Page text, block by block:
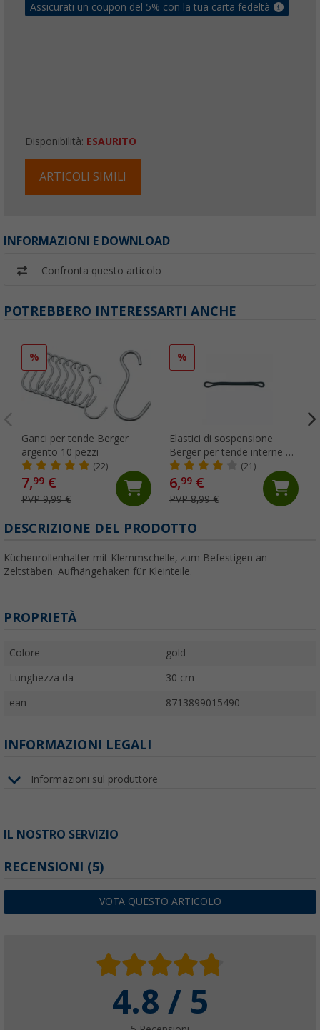
Assicurati un coupon del 5% con la tua carta fedeltà
Disponibilità: ESAURITO
ARTICOLI SIMILI
INFORMAZIONI E DOWNLOAD
Confronta questo articolo
POTREBBERO INTERESSARTI ANCHE
%
Ganci per tende Berger
argento 10 pezzi
(22)
7,99 €
PVP 9,99 €
%
Elastici di sospensione
Berger per tende interne 10
pezzi bianco
(21)
6,99€
PVP 8,99 €
DESCRIZIONE DEL PRODOTTO
Küchenrollenhalter mit Klemmschelle, zum Befestigen an
Zeltstäben. Aufhängehaken für Kleinteile.
PROPRIETÀ
Colore gold
Lunghezza da 30 cm
ean 8713899015490
INFORMAZIONI LEGALI
Informazioni sul produttore
IL NOSTRO SERVIZIO
RECENSIONI (5)
VOTA QUESTO ARTICOLO
4.8 / 5